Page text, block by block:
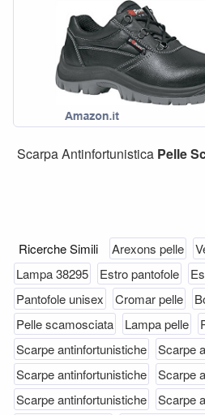
Scarpa Antinfortunistica Pelle
Ricerche Simili Arexons pelle
Lampa 38295
Estro pantofole
Pantofole unisex
Cromar pelle
Pelle scamosciata
Lampa pelle
Scarpe antinfortunistiche
Scarpe
Scarpe antinfortunistiche
Scarpe
Scarpe antinfortunistiche
Scarpe